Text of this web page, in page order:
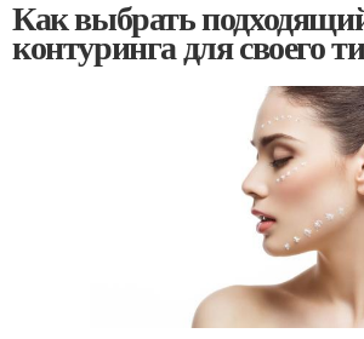
Как выбрать
контуринга для своего